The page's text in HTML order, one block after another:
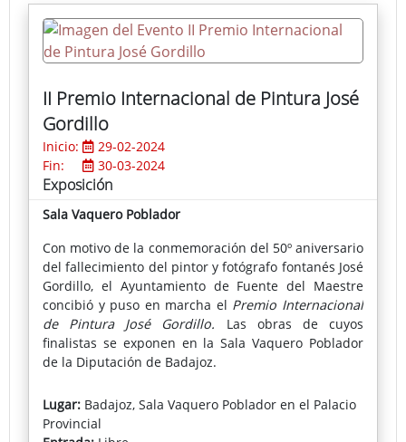
actividades muy demandadas por los más jóvenes.
II Premio Internacional de Pintura José
Gordillo
Inicio:
29-02-2024
Fin:
30-03-2024
Exposición
Sala Vaquero Poblador
Con motivo de la conmemoración del 50º aniversario
del fallecimiento del pintor y fotógrafo fontanés José
Gordillo, el Ayuntamiento de Fuente del Maestre
concibió y puso en marcha el Premio Internacional
de Pintura José Gordillo. Las obras de cuyos
finalistas se exponen en la Sala Vaquero Poblador
de la Diputación de Badajoz.
En esta segunda convocatoria el ganador ha sido
Rafael Cervantes Gallardo con ‘The last Portrait’; el
segundo premio ha sido para ‘Botas rojas’, de María
Lugar: Badajoz, Sala Vaquero Poblador en el Palacio
Provincial